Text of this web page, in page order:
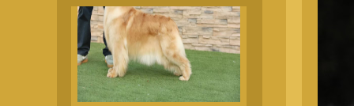
金毛母犬